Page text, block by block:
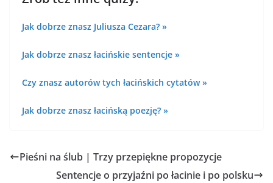
Jak dobrze znasz Juliusza Cezara? »
Jak dobrze znasz łacińskie sentencje »
Czy znasz autorów tych łacińskich cytatów »
Jak dobrze znasz łacińską poezję? »
Pieśni na ślub | Trzy przepiękne propozycje
Sentencje o przyjaźni po łacinie i po polsku